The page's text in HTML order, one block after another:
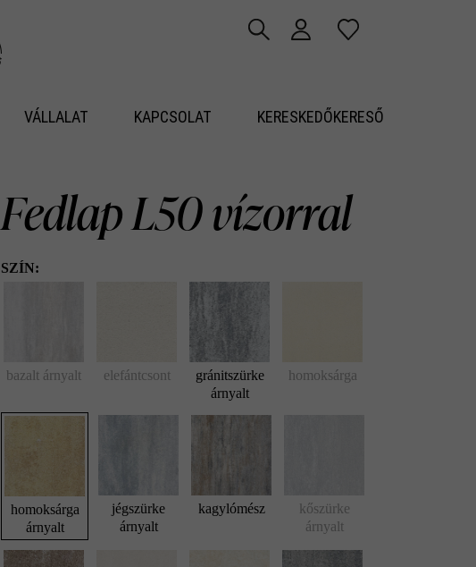
VÁLLALAT KAPCSOLAT KERESKEDŐKERESŐ
Fedlap L50 vízorral
SZÍN:
bazalt árnyalt elefántcsont
gránitszürke
árnyalt
homoksárga
homoksárga
árnyalt
jégszürke
árnyalt
kagylómész
kőszürke
árnyalt